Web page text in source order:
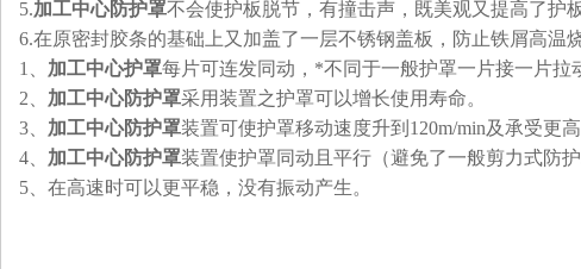
5.加工中心防护罩不会使护板脱节，有撞击声，既美观又提高了护
6.在原密封胶条的基础上又加盖了一层不锈钢盖板，防止铁屑
1
加工中心护罩每片可连发同动，*不同于一般护罩一片接一片拉
2
加工中心防护罩采用装置之护罩可以增长使用寿命。
3
加工中心防护罩装置可使护罩移动速度升到120m/min及承受更高
4
加工中心防护罩装置使护罩同动且平行（避免了一般剪力式防
5 、在高速时可以更平稳，没有振动产生。